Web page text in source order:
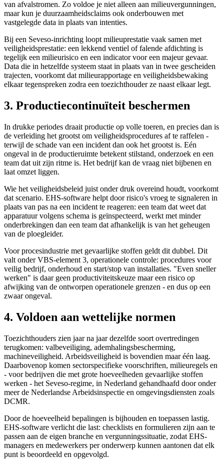
van afvalstromen. Zo voldoe je niet alleen aan milieuvergunningen,
maar kun je duurzaamheidsclaims ook onderbouwen met
vastgelegde data in plaats van intenties.
Bij een Seveso-inrichting loopt milieuprestatie vaak samen met
veiligheidsprestatie: een lekkend ventiel of falende afdichting is
tegelijk een milieurisico en een indicator voor een majeur gevaar.
Data die in hetzelfde systeem staat in plaats van in twee gescheiden
trajecten, voorkomt dat milieurapportage en veiligheidsbewaking
elkaar tegenspreken zodra een toezichthouder ze naast elkaar legt.
3. Productiecontinuïteit beschermen
In drukke periodes draait productie op volle toeren, en precies dan is
de verleiding het grootst om veiligheidsprocedures af te raffelen -
terwijl de schade van een incident dan ook het grootst is. Eén
ongeval in de productieruimte betekent stilstand, onderzoek en een
team dat uit zijn ritme is. Het bedrijf kan de vraag niet bijbenen en
laat omzet liggen.
Wie het veiligheidsbeleid juist onder druk overeind houdt, voorkomt
dat scenario. EHS-software helpt door risico's vroeg te signaleren in
plaats van pas na een incident te reageren: een team dat weet dat
apparatuur volgens schema is geïnspecteerd, werkt met minder
onderbrekingen dan een team dat afhankelijk is van het geheugen
van de ploegleider.
Voor procesindustrie met gevaarlijke stoffen geldt dit dubbel. Dit
valt onder VBS-element 3, operationele controle: procedures voor
veilig bedrijf, onderhoud en start/stop van installaties. "Even sneller
werken" is daar geen productiviteitskeuze maar een risico op
afwijking van de ontworpen operationele grenzen - en dus op een
zwaar ongeval.
4. Voldoen aan wettelijke normen
Toezichthouders zien jaar na jaar dezelfde soort overtredingen
terugkomen: valbeveiliging, ademhalingsbescherming,
machineveiligheid. Arbeidsveiligheid is bovendien maar één laag.
Daarbovenop komen sectorspecifieke voorschriften, milieuregels en
- voor bedrijven die met grote hoeveelheden gevaarlijke stoffen
werken - het Seveso-regime, in Nederland gehandhaafd door onder
meer de Nederlandse Arbeidsinspectie en omgevingsdiensten zoals
DCMR.
Door de hoeveelheid bepalingen is bijhouden en toepassen lastig.
EHS-software verlicht die last: checklists en formulieren zijn aan te
passen aan de eigen branche en vergunningssituatie, zodat EHS-
managers en medewerkers per onderwerp kunnen aantonen dat elk
punt is beoordeeld en opgevolgd.